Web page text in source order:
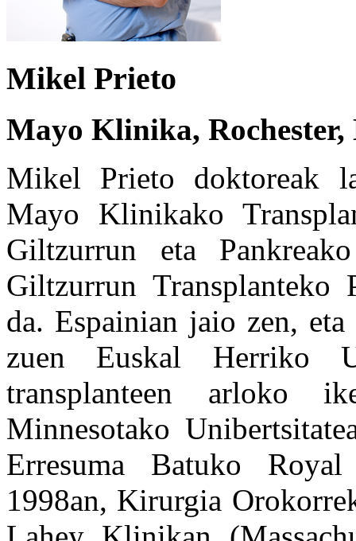
Mikel Prieto
Mayo Klinika, Rochester,
Mikel Prieto doktoreak
Mayo Klinikako
Giltzurrun eta
Giltzurrun Transplanteko
da. Espainian jaio zen,
zuen Euskal Herriko
transplanteen arloko
Minnesotako
Erresuma Batuko
1998an, Kirurgia